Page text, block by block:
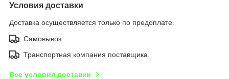
Условия доставки
Доставка осуществляется только по предоплате.
Самовывоз
Транспортная компания поставщика.
Все условия доставки